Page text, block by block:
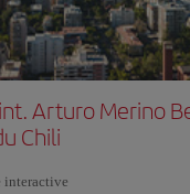
Arturo Merino
Chili
interactive